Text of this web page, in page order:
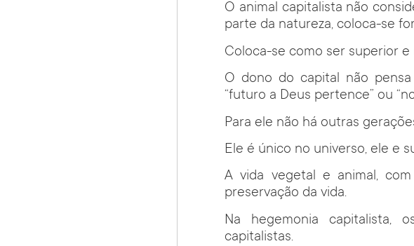
O animal capitalista não
parte da natureza, coloca-se
Coloca-se como ser superior e
O dono do capital não
“futuro a Deus pertence” ou
Para ele não há outras
Ele é único no universo, ele e
A vida vegetal e animal,
preservação da vida.
Na hegemonia capitalista,
capitalistas.